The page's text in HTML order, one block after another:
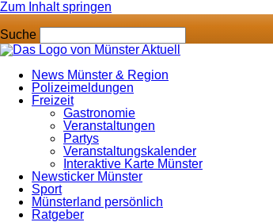
Zum Inhalt springen
Suche
News Münster & Region
Polizeimeldungen
Freizeit
Gastronomie
Veranstaltungen
Partys
Veranstaltungskalender
Interaktive Karte Münster
Newsticker Münster
Sport
Münsterland persönlich
Ratgeber